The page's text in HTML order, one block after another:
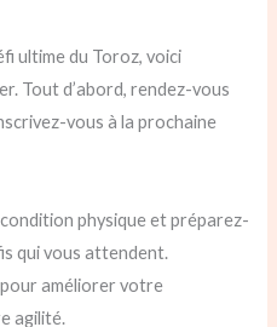
ultime du Toroz, voici
Tout d’abord, rendez-vous
vous à la prochaine
physique et préparez-
qui vous attendent.
améliorer votre
agilité.